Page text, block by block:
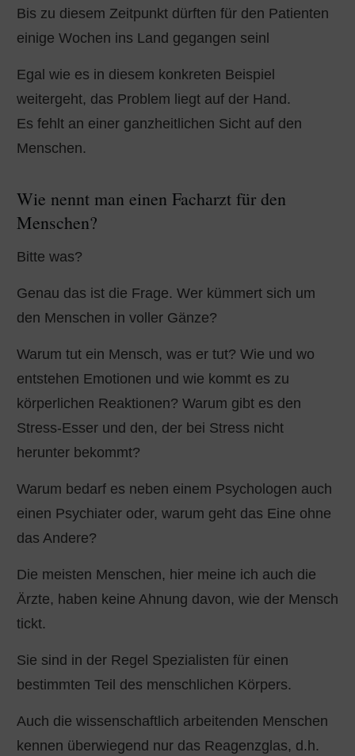
Bis zu diesem Zeitpunkt dürften für den Patienten
einige Wochen ins Land gegangen seinl
Egal wie es in diesem konkreten Beispiel
weitergeht, das Problem liegt auf der Hand.
Es fehlt an einer ganzheitlichen Sicht auf den
Menschen.
Wie nennt man einen Facharzt für den
Menschen?
Bitte was?
Genau das ist die Frage. Wer kümmert sich um
den Menschen in voller Gänze?
Warum tut ein Mensch, was er tut? Wie und wo
entstehen Emotionen und wie kommt es zu
körperlichen Reaktionen? Warum gibt es den
Stress-Esser und den, der bei Stress nicht
herunter bekommt?
Warum bedarf es neben einem Psychologen auch
einen Psychiater oder, warum geht das Eine ohne
das Andere?
Die meisten Menschen, hier meine ich auch die
Ärzte, haben keine Ahnung davon, wie der Mensch
tickt.
Sie sind in der Regel Spezialisten für einen
bestimmten Teil des menschlichen Körpers.
Auch die wissenschaftlich arbeitenden Menschen
kennen überwiegend nur das Reagenzglas, d.h.